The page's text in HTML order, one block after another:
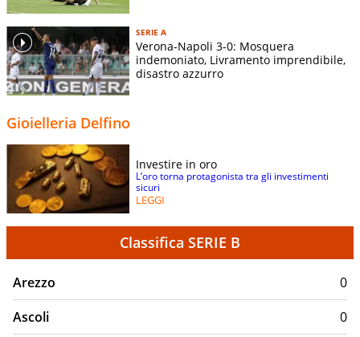
SERIE A
Verona-Napoli 3-0: Mosquera
indemoniato, Livramento imprendibile,
disastro azzurro
Gioielleria Delfino
Investire in oro
L’oro torna protagonista tra gli investimenti
sicuri
LEGGI
Classifica SERIE B
Arezzo
0
Ascoli
0